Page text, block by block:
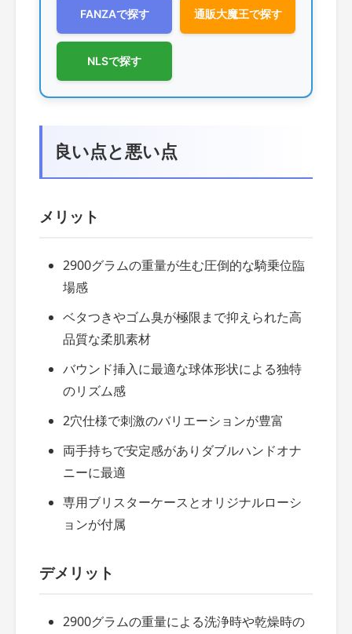
FANZAで探す 通販大魔王で探す
NLSで探す
良い点と悪い点
メリット
2900グラムの重量が生む圧倒的な騎乗位臨
場感
ベタつきやゴム臭が極限まで抑えられた高
品質な柔肌素材
バウンド挿入に最適な球体形状による独特
のリズム感
2穴仕様で刺激のバリエーションが豊富
両手持ちで安定感がありダブルハンドオナ
ニーに最適
専用ブリスターケースとオリジナルローシ
ョンが付属
デメリット
2900グラムの重量による洗浄時や乾燥時の